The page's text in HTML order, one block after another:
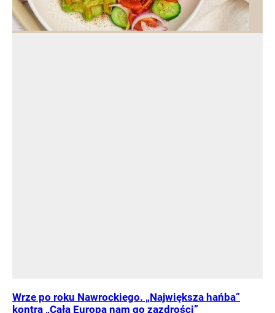
Wrze po roku Nawrockiego. „Największa hańba”
kontra „Cała Europa nam go zazdrości”